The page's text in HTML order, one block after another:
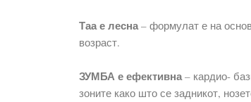
Таа е лесна – формулат е на
возраст.
ЗУМБА е ефективна – кардио-
зоните како што се задникот,